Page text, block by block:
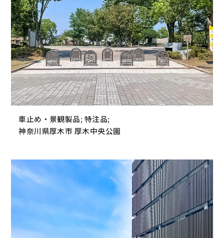
車止め・景観製品; 特注品;
神奈川県厚木市 厚木中央公園